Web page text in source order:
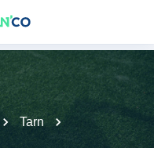
Tarn